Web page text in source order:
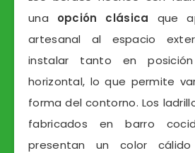
una opción clásica que
artesanal al espacio
instalar tanto en
horizontal, lo que permite
forma del contorno. Los
fabricados en barro
presentan un color